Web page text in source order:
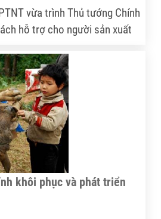
vừa trình Thủ tướng Chính
hỗ trợ cho người sản xuất
48/NQ-CP về giảm tổn
với nông sản, thủy sản.
khôi phục và phát triển